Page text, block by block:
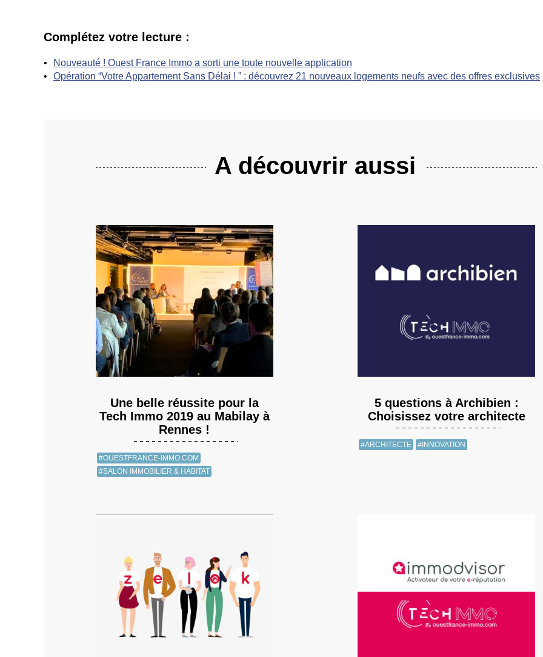
Complétez votre lecture :
Nouveauté ! Ouest France Immo a sorti une toute nouvelle application
Opération “Votre Appartement Sans Délai ! ” : découvrez 21 nouveaux logements neufs avec des offres exclusives
A découvrir aussi
Une belle réussite pour la
Tech Immo 2019 au Mabilay à
Rennes !
#OUESTFRANCE-IMMO.COM
#SALON IMMOBILIER & HABITAT
5 questions à Archibien :
Choisissez votre architecte
#ARCHITECTE #INNOVATION